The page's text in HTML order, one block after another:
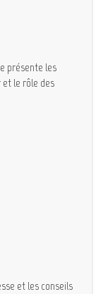
présente les
et le rôle des
et les conseils